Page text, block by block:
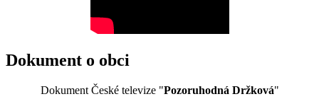
Dokument o obci
Dokument České televize "Pozoruhodná Držková"